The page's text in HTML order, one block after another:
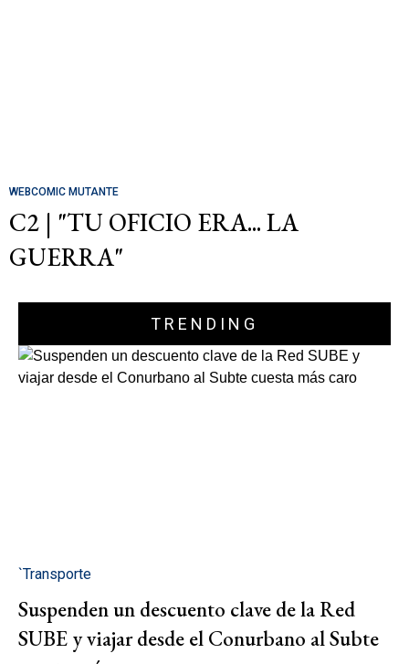
WEBCOMIC MUTANTE
C2 | "TU OFICIO ERA... LA
GUERRA"
TRENDING
`Transporte
Suspenden un descuento clave de la Red
SUBE y viajar desde el Conurbano al Subte